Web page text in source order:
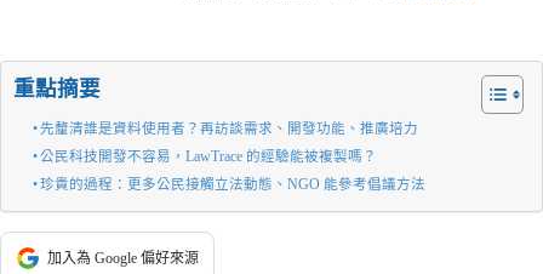
重點摘要
先釐清誰是資料使用者？再訪談需求、開發功能、推廣培力
公民科技開發不容易，LawTrace 的經驗能被複製嗎？
珍貴的過程：更多公民接觸立法動態、NGO 能參考倡議方法
加入為 Google 偏好來源